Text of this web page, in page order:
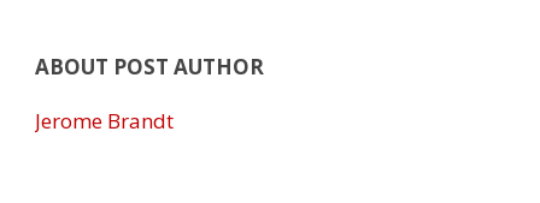
ABOUT POST AUTHOR
Jerome Brandt